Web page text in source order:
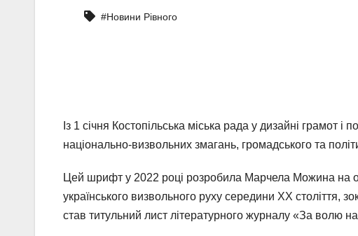
#Новини Рівного
Із 1 січня Костопільська міська рада у дизайні грамот
національно-визвольних змагань, громадського та
Цей шрифт у 2022 році розробила Марчела Можина на
українського визвольного руху середини ХХ століття,
став титульний лист літературного журналу «За волю